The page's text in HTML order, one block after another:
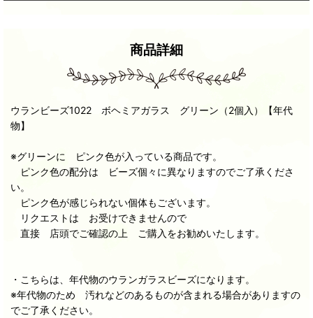
商品詳細
ウランビーズ1022 ボヘミアガラス グリーン（2個入）【年代
物】
※グリーンに ピンク色が入っている商品です。
ピンク色の配分は ビーズ個々に異なりますのでご了承くださ
い。
ピンク色が感じられない個体もございます。
リクエストは お受けできませんので
直接 店頭でご確認の上 ご購入をお勧めいたします。
・こちらは、年代物のウランガラスビーズになります。
※年代物のため 汚れなどのあるものが含まれる場合がありますの
でご了承ください。